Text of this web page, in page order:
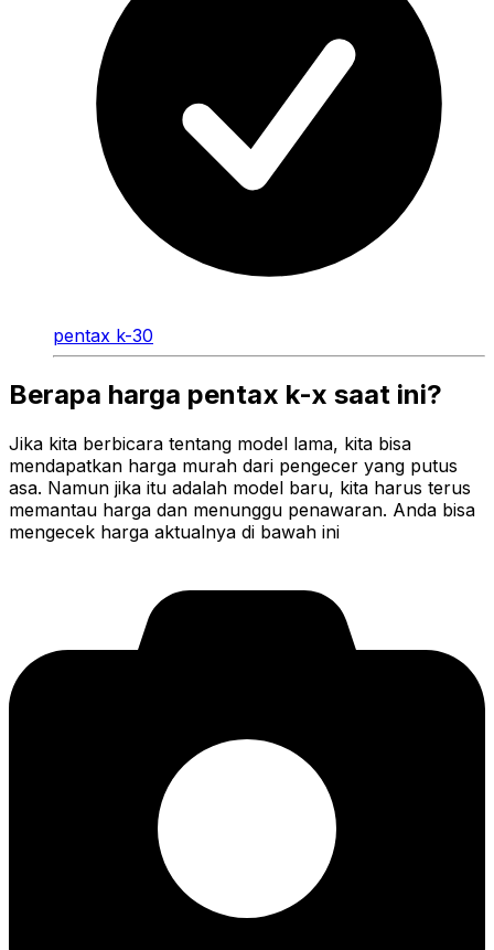
pentax k-30
Berapa harga pentax k-x saat ini?
Jika kita berbicara tentang model lama, kita bisa
mendapatkan harga murah dari pengecer yang putus
asa. Namun jika itu adalah model baru, kita harus terus
memantau harga dan menunggu penawaran. Anda bisa
mengecek harga aktualnya di bawah ini